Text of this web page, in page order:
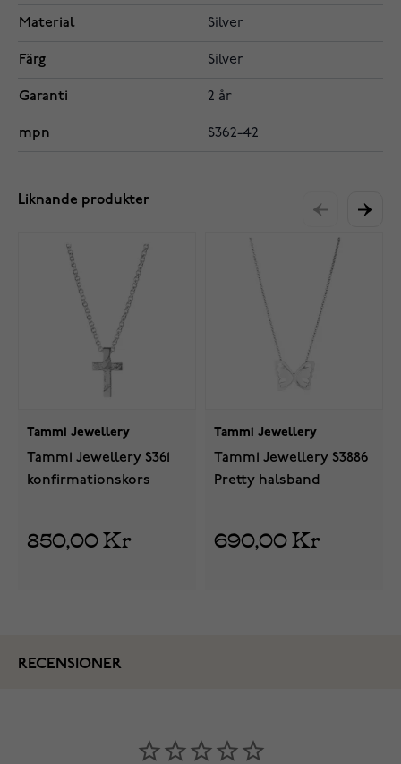
Material Silver
Färg Silver
Garanti 2 år
mpn S362-42
Liknande produkter
Tammi Jewellery
Tammi Jewellery S361
konfirmationskors
850,00 Kr
Tammi Jewellery
Tammi Jewellery S3886
Pretty halsband
690,00 Kr
RECENSIONER